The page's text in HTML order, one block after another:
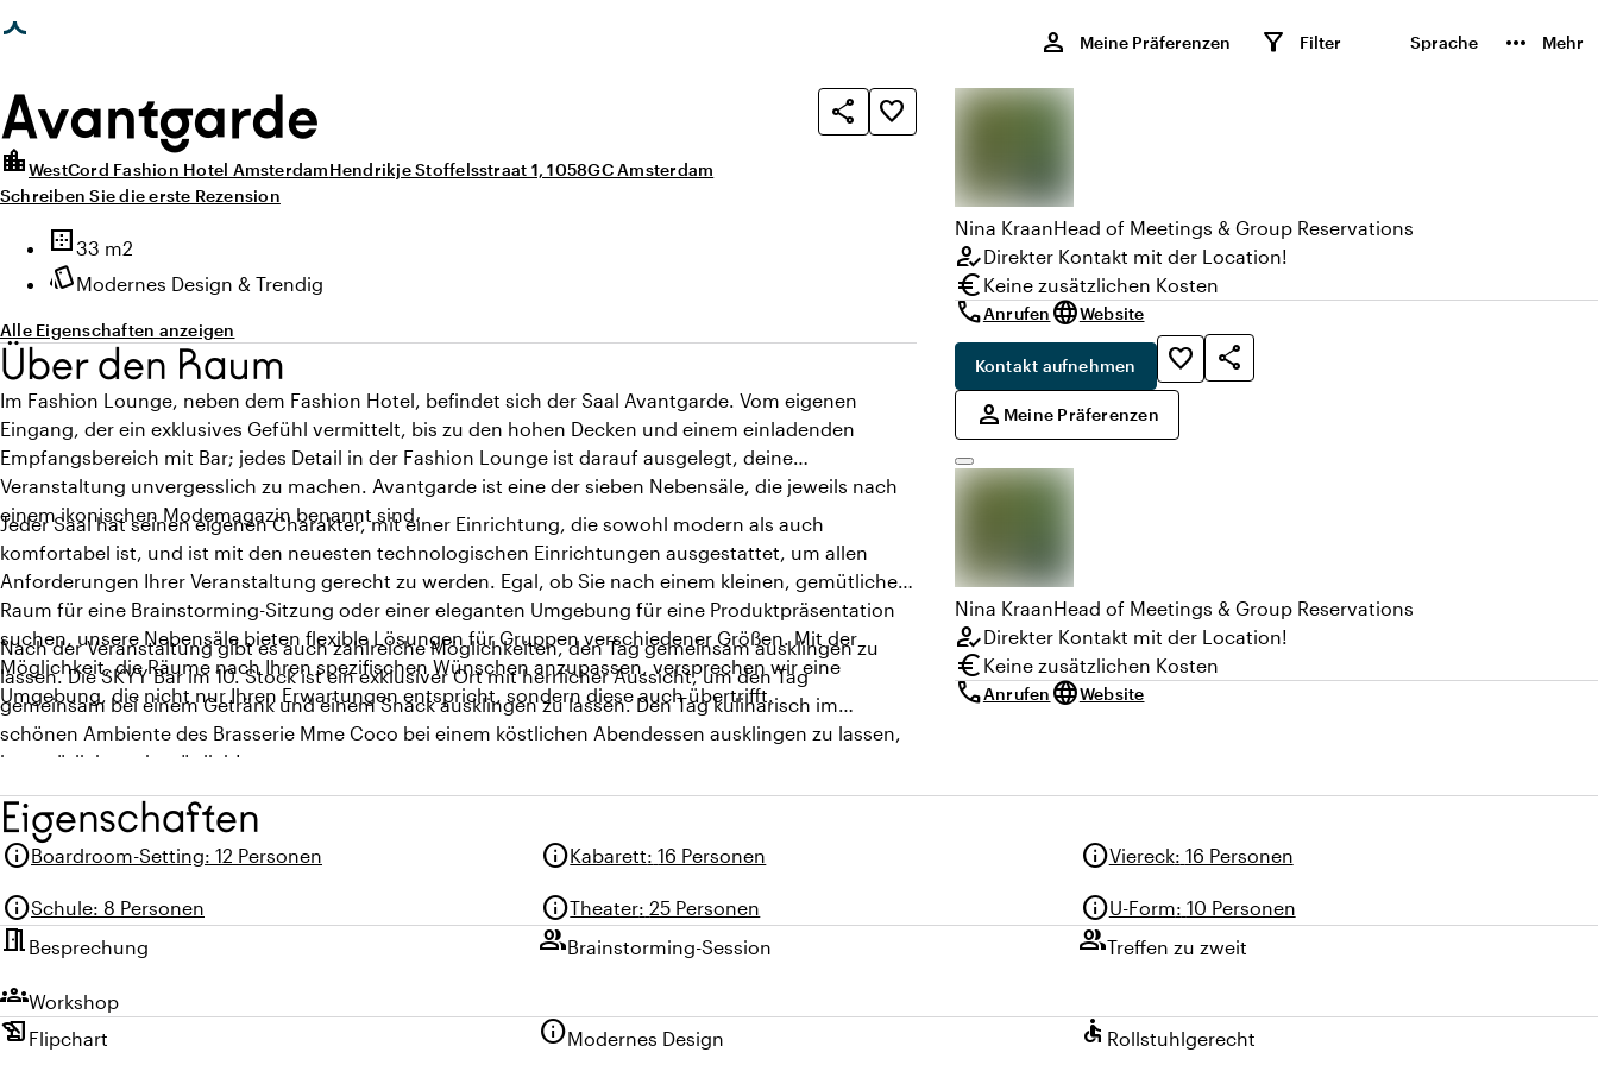
geladen
Meine Präferenzen
person Filter
filter_alt Sprache Mehr
more_horiz
photo_library
Avantgarde share
favorite_border
location_cityWestCord Fashion Hotel AmsterdamHendrikje Stoffelsstraat 1, 1058GC Amsterdam
Schreiben Sie die erste Rezension
Highlights
border_outer Fläche
33 m2
styleAmbiente
Modernes Design & Trendig
Alle Eigenschaften anzeigen
Über den Raum
Im Fashion Lounge, neben dem Fashion Hotel, befindet sich der Saal Avantgarde. Vom eigenen
Eingang, der ein exklusives Gefühl vermittelt, bis zu den hohen Decken und einem einladenden
Empfangsbereich mit Bar; jedes Detail in der Fashion Lounge ist darauf ausgelegt, deine
Veranstaltung unvergesslich zu machen. Avantgarde ist eine der sieben Nebensäle, die jeweils nach
einem ikonischen Modemagazin benannt sind.
Jeder Saal hat seinen eigenen Charakter, mit einer Einrichtung, die sowohl modern als auch
komfortabel ist, und ist mit den neuesten technologischen Einrichtungen ausgestattet, um allen
Anforderungen Ihrer Veranstaltung gerecht zu werden. Egal, ob Sie nach einem kleinen, gemütlichen
Raum für eine Brainstorming-Sitzung oder einer eleganten Umgebung für eine Produktpräsentation
suchen, unsere Nebensäle bieten flexible Lösungen für Gruppen verschiedener Größen. Mit der
Möglichkeit, die Räume nach Ihren spezifischen Wünschen anzupassen, versprechen wir eine
Umgebung, die nicht nur Ihren Erwartungen entspricht, sondern diese auch übertrifft.
Nach der Veranstaltung gibt es auch zahlreiche Möglichkeiten, den Tag gemeinsam ausklingen zu
lassen. Die SKYY Bar im 10. Stock ist ein exklusiver Ort mit herrlicher Aussicht, um den Tag
gemeinsam bei einem Getränk und einem Snack ausklingen zu lassen. Den Tag kulinarisch im
schönen Ambiente des Brasserie Mme Coco bei einem köstlichen Abendessen ausklingen zu lassen,
ist natürlich auch möglich!
Nina KraanHead of Meetings & Group Reservations
how_to_regDirekter Kontakt mit der Location!
euro Keine zusätzlichen Kosten
callAnrufenlanguageWebsite
Kontakt aufnehmen favorite_border
share
person Meine Präferenzen
Nina KraanHead of Meetings & Group Reservations
how_to_regDirekter Kontakt mit der Location!
euro Keine zusätzlichen Kosten
callAnrufenlanguageWebsite
Eigenschaften
infoBoardroom-Setting: 12 Personen infoKabarett: 16 Personen infoViereck: 16 Personen
infoSchule: 8 Personen infoTheater: 25 Personen infoU-Form: 10 Personen
meeting_room Besprechung groupBrainstorming-Session groupTreffen zu zweit
groupsWorkshop
history_edu Flipchart infoModernes Design accessible Rollstuhlgerecht